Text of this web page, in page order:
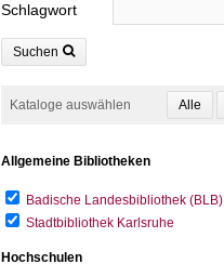
Schlagwort
Suchen
Kataloge auswählen
Allgemeine Bibliotheken
Badische Landesbibliothek (BLB)
Stadtbibliothek Karlsruhe
Hochschulen